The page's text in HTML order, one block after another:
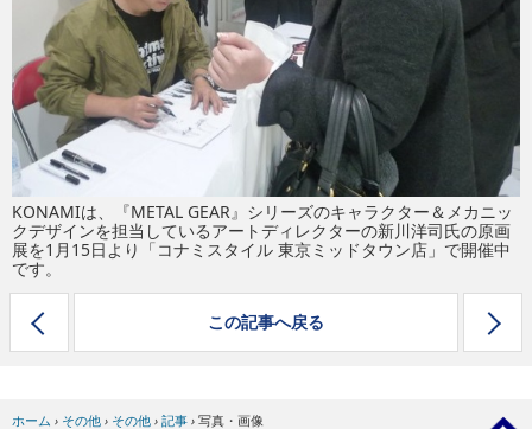
KONAMIは、『METAL GEAR』シリーズのキャラクター＆メカニッ
クデザインを担当しているアートディレクターの新川洋司氏の原画
展を1月15日より「コナミスタイル 東京ミッドタウン店」で開催中
です。
この記事へ戻る
ホーム › その他 › その他 › 記事 › 写真・画像